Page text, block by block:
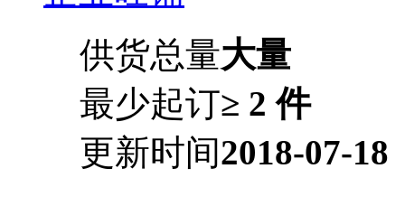
供货总量大量
最少起订≥ 2 件
更新时间2018-07-18